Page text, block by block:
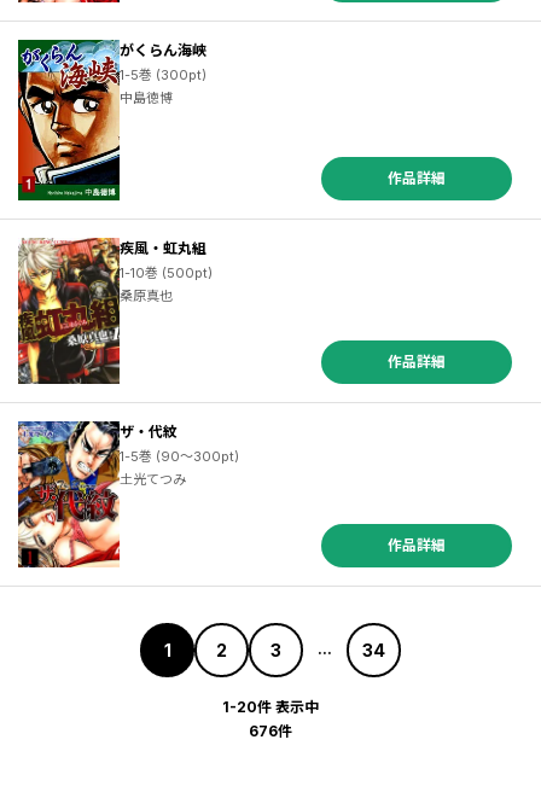
がくらん海峡
1-5巻 (300pt)
中島徳博
作品詳細
疾風・虹丸組
1-10巻 (500pt)
桑原真也
作品詳細
ザ・代紋
1-5巻 (90～300pt)
土光てつみ
作品詳細
1 2 3 ... 34
1-20件 表示中
676件